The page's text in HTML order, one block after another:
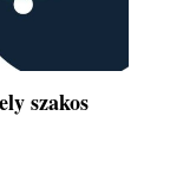
szakos